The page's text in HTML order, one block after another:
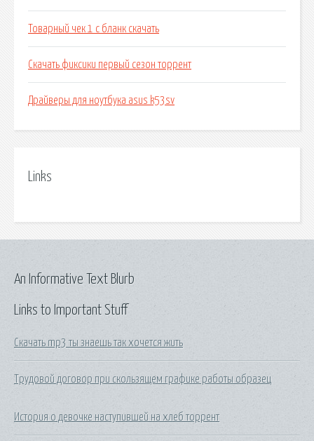
Товарный чек 1 с бланк скачать
Скачать фиксики первый сезон торрент
Драйверы для ноутбука asus k53sv
Links
Links to Important Stuff
Скачать mp3 ты знаешь так хочется жить
Трудовой договор при скользящем графике работы образец
История о девочке наступившей на хлеб торрент
An Informative Text Blurb